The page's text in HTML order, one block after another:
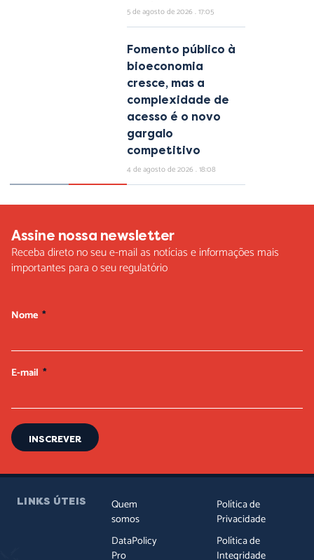
5 de agosto de 2026 17:05
Fomento público à
bioeconomia
cresce, mas a
complexidade de
acesso é o novo
gargalo
competitivo
4 de agosto de 2026 18:08
Assine nossa newsletter
Receba direto no seu e-mail as notícias e informações mais
importantes para o seu regulatório
Nome
E-mail
INSCREVER
LINKS ÚTEIS
Quem
somos
DataPolicy
Pro
Política de
Privacidade
Política de
Integridade